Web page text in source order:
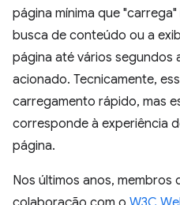
página mínima que
busca de conteúdo ou a
página até vários segundos
acionado. Tecnicamente,
carregamento rápido, mas
corresponde à experiência
página.
Nos últimos anos, membros